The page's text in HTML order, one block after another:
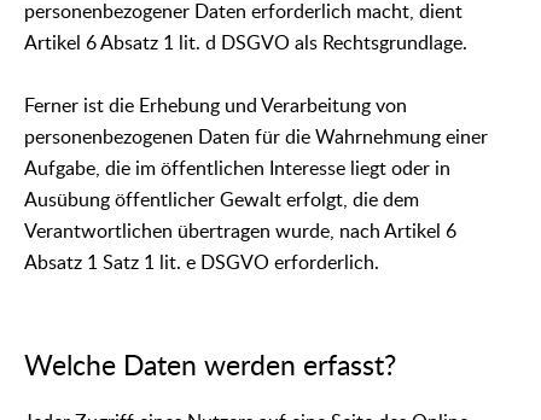
personenbezogener Daten erforderlich macht, dient
Artikel 6 Absatz 1 lit. d DSGVO als Rechtsgrundlage.
Ferner ist die Erhebung und Verarbeitung von
personenbezogenen Daten für die Wahrnehmung einer
Aufgabe, die im öffentlichen Interesse liegt oder in
Ausübung öffentlicher Gewalt erfolgt, die dem
Verantwortlichen übertragen wurde, nach Artikel 6
Absatz 1 Satz 1 lit. e DSGVO erforderlich.
Welche Daten werden erfasst?